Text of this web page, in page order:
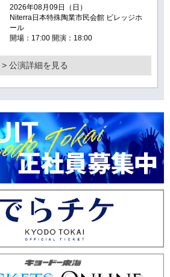
2026年08月09日（日）
Niterra日本特殊陶業市民会館 ビレッジホ
ール
開場：17:00 開演：18:00
> 公演詳細を見る